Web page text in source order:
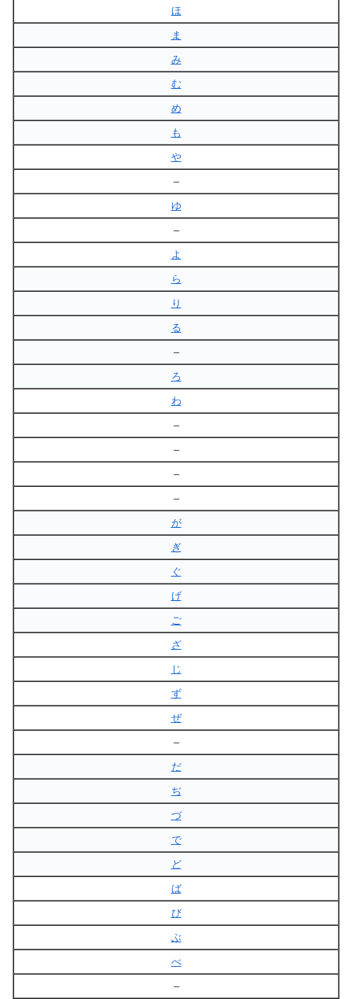
ほ
ま
み
む
め
も
や
–
ゆ
–
よ
ら
り
る
–
ろ
わ
–
–
–
–
が
ぎ
ぐ
げ
ご
ざ
じ
ず
ぜ
–
だ
ぢ
づ
で
ど
ば
び
ぶ
べ
–